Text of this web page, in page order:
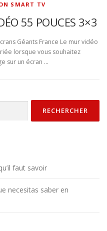
SMART TV
55 POUCES 3×3
Géants France Le mur vidéo
lorsque vous souhaitez
sur un écran …
faut savoir
necesitas saber en